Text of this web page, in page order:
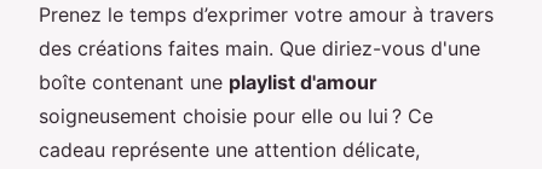
Prenez le temps d’exprimer votre amour à travers
des créations faites main. Que diriez-vous d'une
boîte contenant une playlist d'amour
soigneusement choisie pour elle ou lui ? Ce
cadeau représente une attention délicate,